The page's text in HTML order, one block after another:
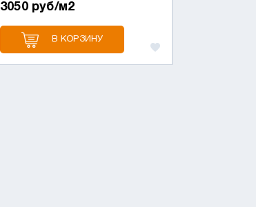
3050 руб/м2
В КОРЗИНУ